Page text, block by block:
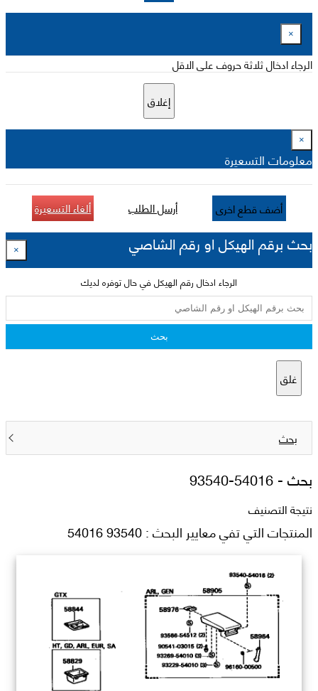
×
الرجاء ادخال ثلاثة حروف على الاقل
إغلاق
×
معلومات التسعيرة
أضف قطع اخرى أرسل الطلب ألغاء التسعيرة
بحث برقم الهيكل او رقم الشاصي ×
الرجاء ادخال رقم الهيكل في حال توفره لديك
بحث
غلق
بحث
بحث -93540-54016
نتيجة التصنيف
المنتجات التي تفي معايير البحث : 93540 54016